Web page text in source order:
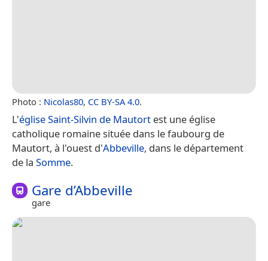
Photo : Nicolas80, CC BY-SA 4.0.
L'église Saint-Silvin de Mautort est une église
catholique romaine située dans le faubourg de
Mautort, à l'ouest d'Abbeville, dans le département
de la Somme.
Gare d’Abbeville
gare